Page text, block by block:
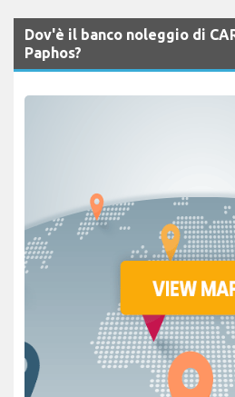
Dov'è il banco noleggio di
Paphos?